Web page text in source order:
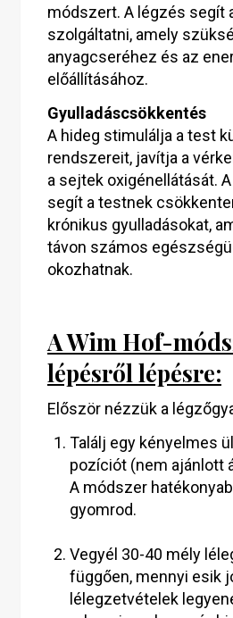
módszert. A légzés segít
szolgáltatni, amely
anyagcseréhez és az
előállításához.
Gyulladáscsökkentés
A hideg stimulálja a test
rendszereit, javítja a
a sejtek oxigénellátását.
segít a testnek
krónikus gyulladásokat,
távon számos
okozhatnak.
A Wim Hof-
lépésről lépésre:
Először nézzük a
Találj egy kényelmes
pozíciót (nem ajánlott
A módszer
gyomrod.
Vegyél 30-40 mély
függően, mennyi esik
lélegzetvételek